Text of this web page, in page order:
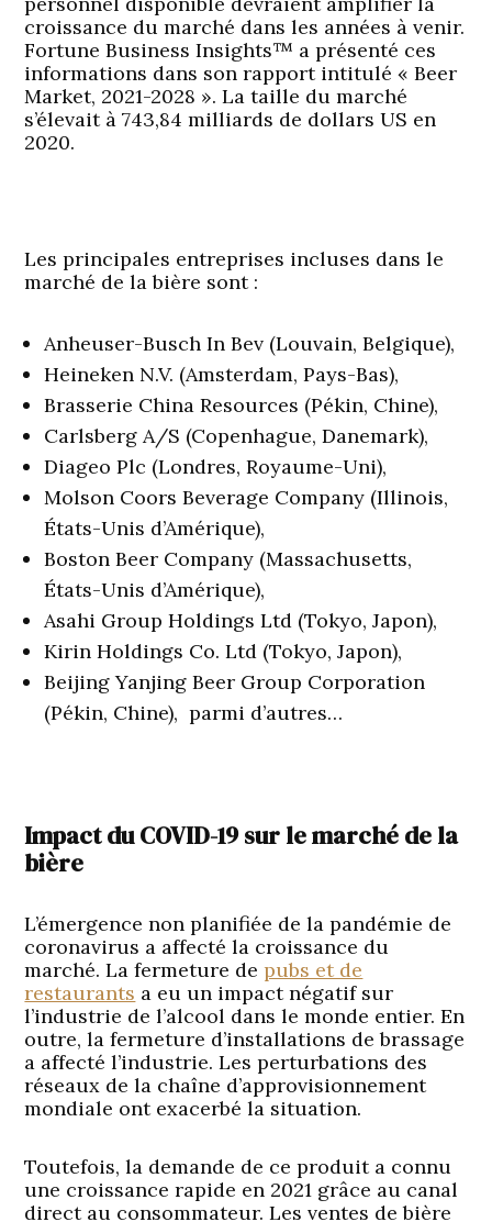
croissance du marché dans les années à venir.
Fortune Business Insights™ a présenté ces
informations dans son rapport intitulé « Beer
Market, 2021-2028 ». La taille du marché
s’élevait à 743,84 milliards de dollars US en
2020.
Les principales entreprises incluses dans le
marché de la bière sont :
Anheuser-Busch In Bev (Louvain, Belgique),
Heineken N.V. (Amsterdam, Pays-Bas),
Brasserie China Resources (Pékin, Chine),
Carlsberg A/S (Copenhague, Danemark),
Diageo Plc (Londres, Royaume-Uni),
Molson Coors Beverage Company (Illinois,
États-Unis d’Amérique),
Boston Beer Company (Massachusetts,
États-Unis d’Amérique),
Asahi Group Holdings Ltd (Tokyo, Japon),
Kirin Holdings Co. Ltd (Tokyo, Japon),
Beijing Yanjing Beer Group Corporation
(Pékin, Chine), parmi d’autres…
Impact du COVID-19 sur le marché de la
bière
L’émergence non planifiée de la pandémie de
coronavirus a affecté la croissance du
marché. La fermeture depubs et de
restaurants a eu un impact négatif sur
l’industrie de l’alcool dans le monde entier. En
outre, la fermeture d’installations de brassage
a affecté l’industrie. Les perturbations des
réseaux de la chaîne d’approvisionnement
mondiale ont exacerbé la situation.
Toutefois, la demande de ce produit a connu
une croissance rapide en 2021 grâce au canal
direct au consommateur. Les ventes de bière